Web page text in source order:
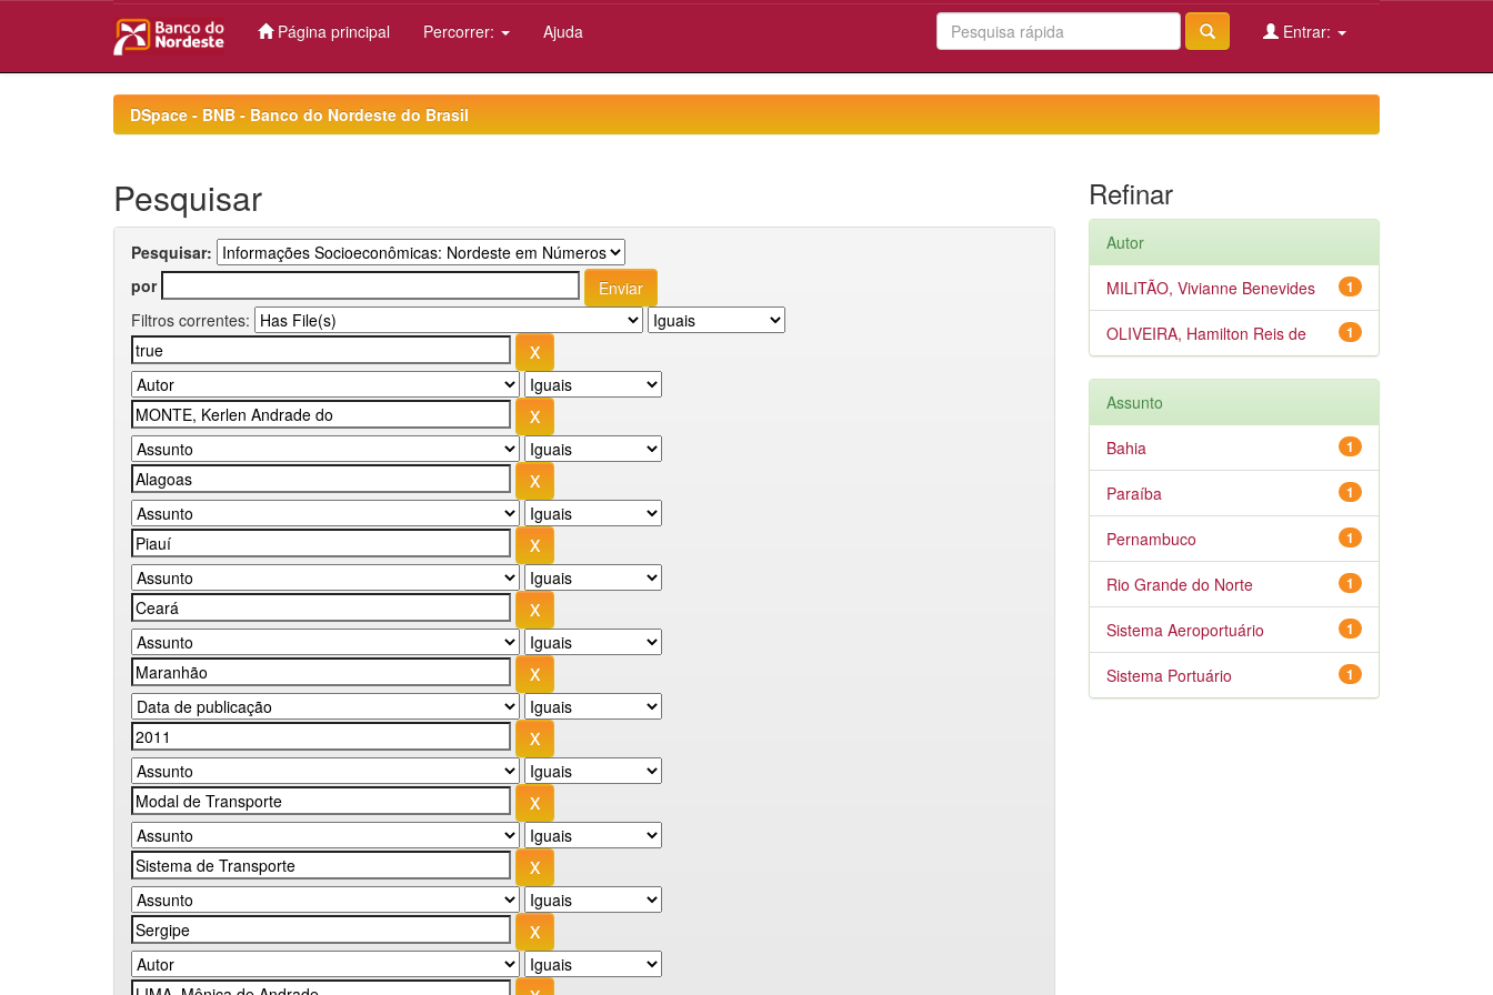
Página principal Percorrer: Ajuda Entrar:
DSpace - BNB - Banco do Nordeste do Brasil
Pesquisar
Pesquisar:
por
Filtros correntes:
Refinar
Autor
1
MILITÃO, Vivianne Benevides
1
OLIVEIRA, Hamilton Reis de
Assunto
1
Bahia
1
Paraíba
1
Pernambuco
1
Rio Grande do Norte
1
Sistema Aeroportuário
1
Sistema Portuário